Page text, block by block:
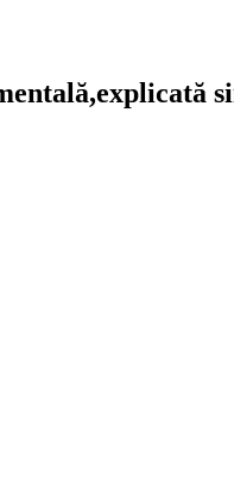
explicată